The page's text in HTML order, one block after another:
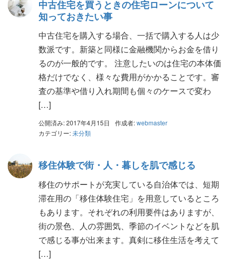
中古住宅を買うときの住宅ローンについて
知っておきたい事
中古住宅を購入する場合、一括で購入する人は少
数派です。新築と同様に金融機関からお金を借り
るのが一般的です。 注意したいのは住宅の本体価
格だけでなく、様々な費用がかかることです。審
査の基準や借り入れ期間も個々のケースで変わ
[…]
公開済み: 2017年4月15日 作成者:webmaster
カテゴリー:未分類
移住体験で街・人・暮しを肌で感じる
移住のサポートが充実している自治体では、短期
滞在用の「移住体験住宅」を用意しているところ
もあります。それぞれの利用要件はありますが、
街の景色、人の雰囲気、季節のイベントなどを肌
で感じる事が出来ます。真剣に移住生活を考えて
[…]